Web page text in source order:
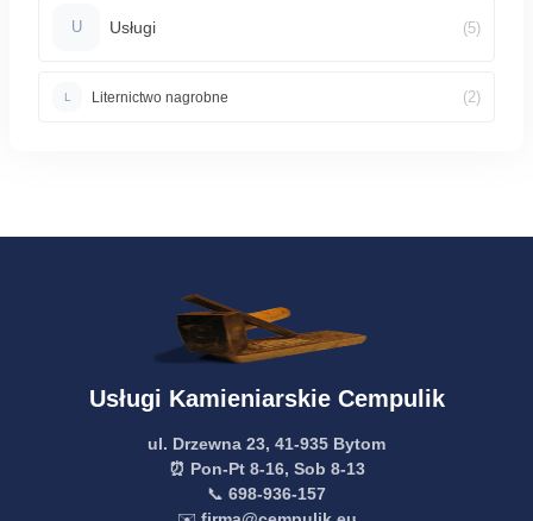
U Usługi (5)
L Liternictwo nagrobne (2)
Usługi Kamieniarskie Cempulik
ul. Drzewna 23, 41-935 Bytom
⏰ Pon-Pt 8-16, Sob 8-13
📞 698-936-157